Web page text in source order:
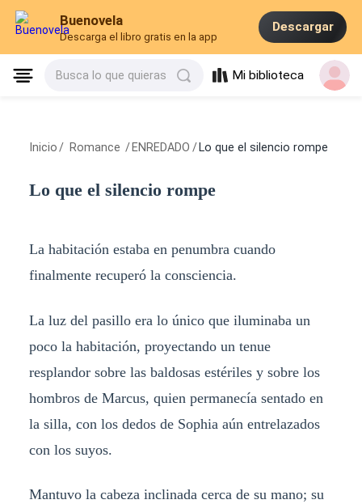
Buenovela
Descarga el libro gratis en la app
Descargar
Busca lo que quieras Mi biblioteca
Inicio / Romance / ENREDADO / Lo que el silencio rompe
Lo que el silencio rompe
La habitación estaba en penumbra cuando
finalmente recuperó la consciencia.
La luz del pasillo era lo único que iluminaba un
poco la habitación, proyectando un tenue
resplandor sobre las baldosas estériles y sobre los
hombros de Marcus, quien permanecía sentado en
la silla, con los dedos de Sophia aún entrelazados
con los suyos.
Mantuvo la cabeza inclinada cerca de su mano; su